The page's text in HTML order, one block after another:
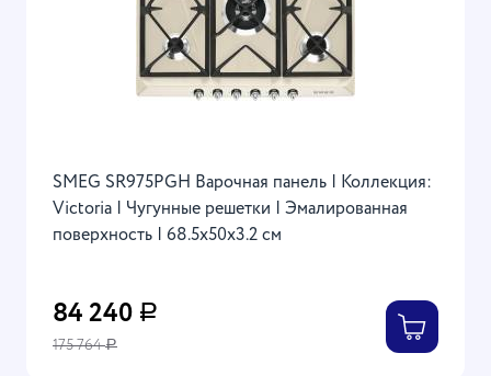
SMEG SR975PGH Варочная панель | Коллекция:
Victoria | Чугунные решетки | Эмалированная
поверхность | 68.5x50x3.2 см
84 240 Р
175 764Р